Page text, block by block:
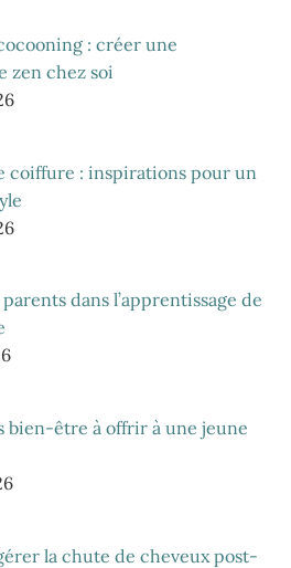
: créer une
zen chez soi
coiffure : inspirations pour un
dans l’apprentissage de
bien-être à offrir à une jeune
la chute de cheveux post-